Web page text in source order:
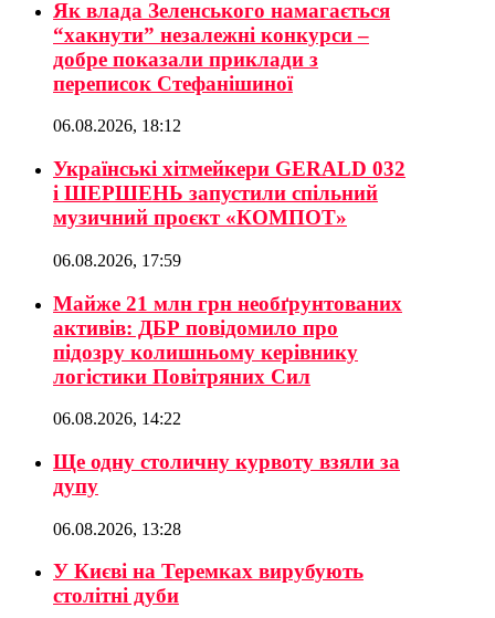
Як влада Зеленського намагається
“хакнути” незалежні конкурси –
добре показали приклади з
переписок Стефанішиної
06.08.2026, 18:12
Українські хітмейкери GERALD 032
і ШЕРШЕНЬ запустили спільний
музичний проєкт «КОМПОТ»
06.08.2026, 17:59
Майже 21 млн грн необґрунтованих
активів: ДБР повідомило про
підозру колишньому керівнику
логістики Повітряних Сил
06.08.2026, 14:22
Ще одну столичну курвоту взяли за
дупу
06.08.2026, 13:28
У Києві на Теремках вирубують
столітні дуби